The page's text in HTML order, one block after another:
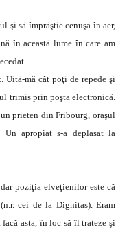
şi să împrăştie cenuşa în aer,
în această lume în care am
Uită-mă cât poţi de repede şi
trimis prin poşta electronică.
prieten din Fribourg, oraşul
apropiat s-a deplasat la
poziţia elveţienilor este că
cei de la Dignitas). Eram
asta, în loc să îl trateze şi